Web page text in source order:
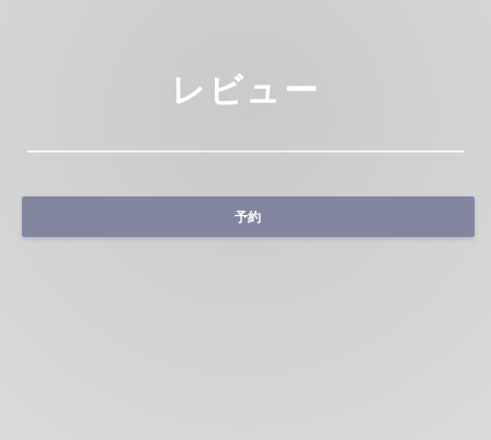
レビュー
予約